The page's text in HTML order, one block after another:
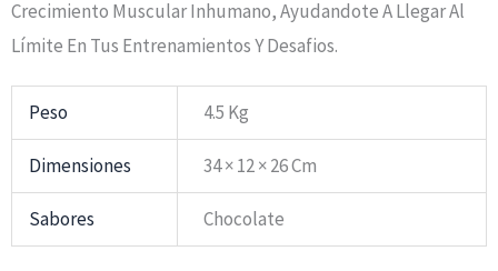
Crecimiento Muscular Inhumano, Ayudandote A Llegar Al
Límite En Tus Entrenamientos Y Desafios.
Peso 4.5 Kg
Dimensiones 34 × 12 × 26 Cm
Sabores Chocolate